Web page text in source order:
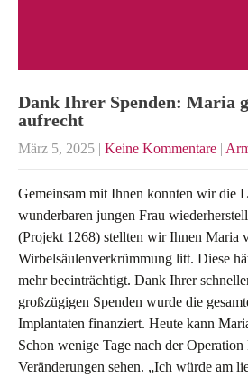
Dank Ihrer Spenden: Maria
aufrecht
März 5, 2025 | Keine Kommentare |
Gemeinsam mit Ihnen konnten wir die
wunderbaren jungen Frau
(Projekt 1268) stellten wir Ihnen Maria
Wirbelsäulenverkrümmung litt. Diese
mehr beeinträchtigt. Dank Ihrer
großzügigen Spenden wurde die
Implantaten finanziert. Heute kann
Schon wenige Tage nach der
Veränderungen sehen. „Ich würde am